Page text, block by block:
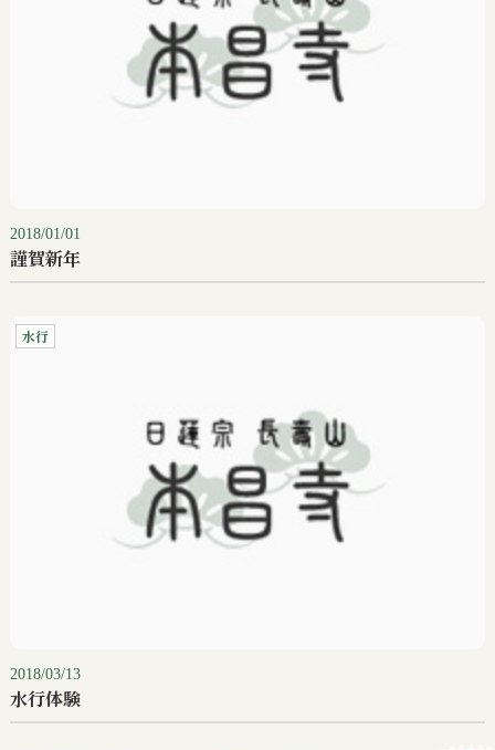
2018/01/01
謹賀新年
水行
2018/03/13
水行体験